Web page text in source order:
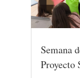
Semana
Proyecto